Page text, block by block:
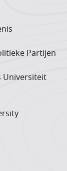
Partijen
Universiteit